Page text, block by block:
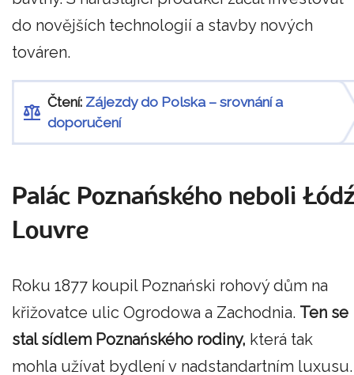
do novějších technologií a stavby nových
továren.
Čtení: Zájezdy do Polska – srovnání a
doporučení
Palác Poznańského neboli
Louvre
Roku 1877 koupil Poznański rohový dům na
křižovatce ulic Ogrodowa a Zachodnia. Ten se
stal sídlem Poznańského rodiny, která tak
mohla užívat bydlení v nadstandartním luxusu.